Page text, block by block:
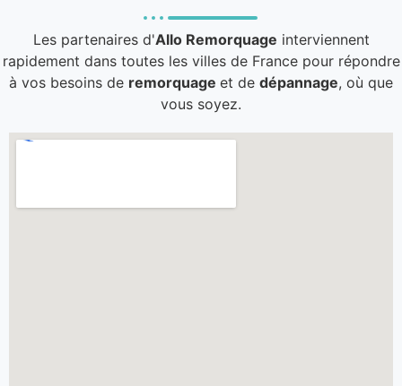
Les partenaires d'Allo Remorquage interviennent
rapidement dans toutes les villes de France pour répondre
à vos besoins de remorquage et de dépannage, où que
vous soyez.